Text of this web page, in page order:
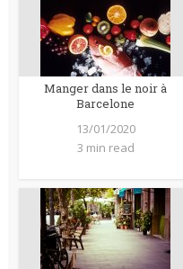
Manger dans le noir à
Barcelone
13/01/2020
3 min read